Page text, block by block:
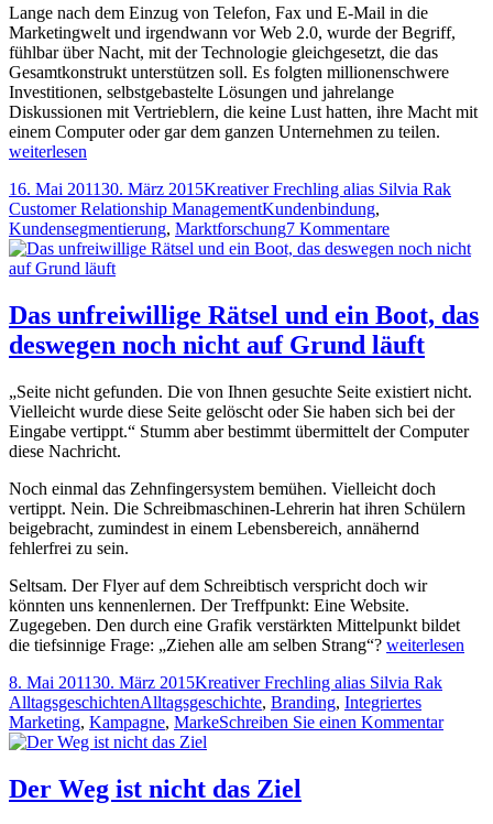
Lange nach dem Einzug von Telefon, Fax und E-Mail in die
Marketingwelt und irgendwann vor Web 2.0, wurde der Begriff,
fühlbar über Nacht, mit der Technologie gleichgesetzt, die das
Gesamtkonstrukt unterstützen soll. Es folgten millionenschwere
Investitionen, selbstgebastelte Lösungen und jahrelange
Diskussionen mit Vertrieblern, die keine Lust hatten, ihre Macht mit
einem Computer oder gar dem ganzen Unternehmen zu teilen.
mit
weiterlesen
Veröffentlicht
am
16. Mai 201130. März 2015Autor
Kreativer Frechling alias Silvia Rak
Customer Relationship ManagementTags
Kundenbindung,
Kundensegmentierung, Marktforschung7 Kommentarezu
Ein
mit
weitreichenden
Folgen
Das unfreiwillige Rätsel und ein Boot, das
deswegen noch nicht auf Grund läuft
„Seite nicht gefunden. Die von Ihnen gesuchte Seite existiert nicht.
Vielleicht wurde diese Seite gelöscht oder Sie haben sich bei der
Eingabe vertippt.“ Stumm aber bestimmt übermittelt der Computer
diese Nachricht.
Noch einmal das Zehnfingersystem bemühen. Vielleicht doch
vertippt. Nein. Die Schreibmaschinen-Lehrerin hat ihren Schülern
beigebracht, zumindest in einem Lebensbereich, annähernd
fehlerfrei zu sein.
Seltsam. Der Flyer auf dem Schreibtisch verspricht doch wir
könnten uns kennenlernen. Der Treffpunkt: Eine Website.
Zugegeben. Den durch eine Grafik verstärkten Mittelpunkt bildet
die tiefsinnige Frage: „Ziehen alle am selben Strang“? Das
Rätsel
und
ein
weiterlesen
Veröffentlicht
am
8. Mai 201130. März 2015Autor
Kreativer Frechling alias Silvia Rak
AlltagsgeschichtenTags
Alltagsgeschichte, Branding, Integriertes
Marketing, Kampagne, MarkeSchreiben Sie einen Kommentarzu
Der Weg ist nicht das Ziel